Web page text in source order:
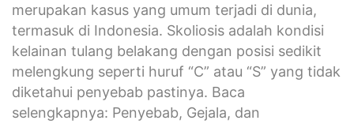
merupakan kasus yang umum terjadi di dunia,
termasuk di Indonesia. Skoliosis adalah kondisi
kelainan tulang belakang dengan posisi sedikit
melengkung seperti huruf “C” atau “S” yang tidak
diketahui penyebab pastinya. Baca
selengkapnya: Penyebab, Gejala, dan